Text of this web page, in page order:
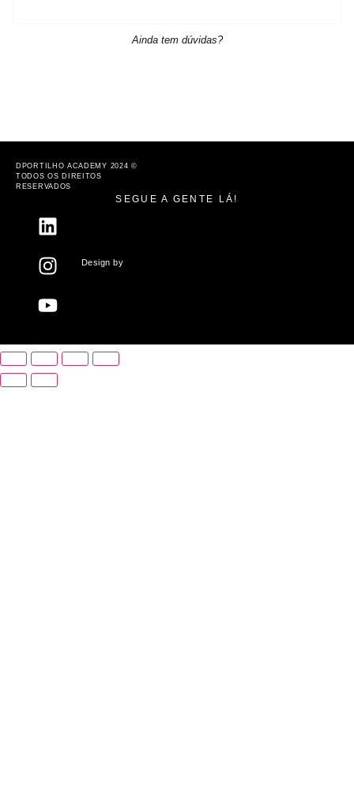
Ainda tem dúvidas?
DPORTILHO ACADEMY 2024 ©
TODOS OS DIREITOS
RESERVADOS
SEGUE A GENTE LÁ!
Design by